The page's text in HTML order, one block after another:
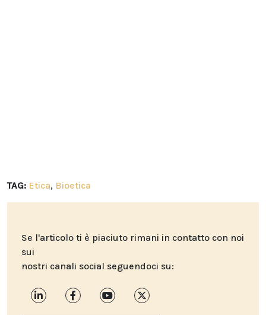
TAG: Etica, Bioetica
Se l'articolo ti è piaciuto rimani in contatto con noi
sui
nostri canali social seguendoci su: